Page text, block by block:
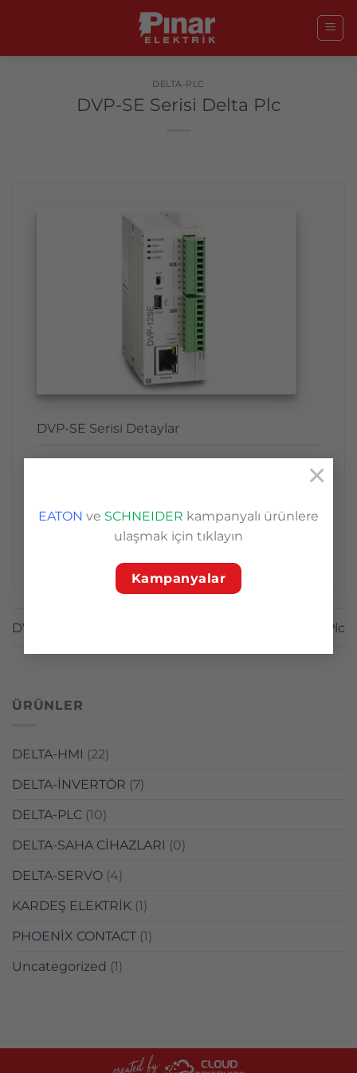
EATON ve SCHNEIDER kampanyalı ürünlere
ulaşmak için tıklayın
Kampanyalar
×
DELTA-PLC
DVP-SE Serisi Delta Plc
DVP-SE Serisi Detaylar
Teknik Özellikler
DVP-SX2 Serisi Delta Plc DVP-SV2 Serisi Delta Plc
ÜRÜNLER
DELTA-HMI (22)
DELTA-İNVERTÖR (7)
DELTA-PLC (10)
DELTA-SAHA CİHAZLARI (0)
DELTA-SERVO (4)
KARDEŞ ELEKTRİK (1)
PHOENİX CONTACT (1)
Uncategorized (1)